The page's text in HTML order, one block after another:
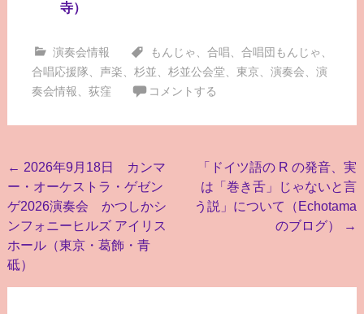
寺）
演奏会情報 もんじゃ 、 合唱、 合唱団もんじゃ 、
合唱応援隊、 声楽、 杉並、 杉並公会堂、 東京、 演奏会、 演
奏会情報、 荻窪 コメントする
投
稿
ナ
ビ
ゲ
← 2026年9月18日 カンマ
ー・オーケストラ・ゲゼン
ゲ2026演奏会 かつしかシ
ンフォニーヒルズ アイリス
ホール（東京・葛飾・青
砥）
「ドイツ語の R の発音、実
は「巻き舌」じゃないと言
う説」について（Echotama
のブログ）
→